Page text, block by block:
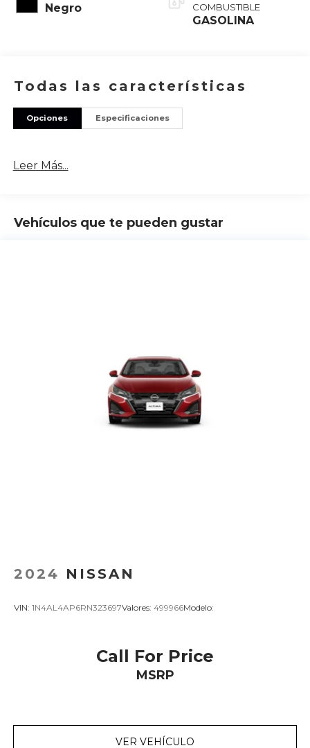
Negro
COMBUSTIBLE
GASOLINA
Todas las características
Opciones Especificaciones
Leer Más...
Vehículos que te pueden gustar
2024 NISSAN
VIN: 1N4AL4AP6RN323697Valores: 499966Modelo:
Call For Price
MSRP
VER VEHÍCULO